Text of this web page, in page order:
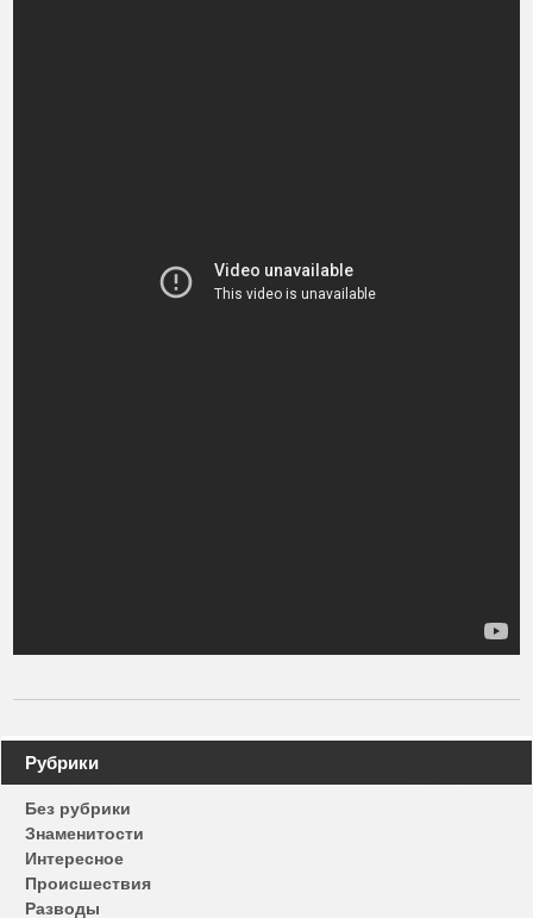
Навигация
по
записям
Рубрики
Без рубрики
Знаменитости
Интересное
Происшествия
Разводы